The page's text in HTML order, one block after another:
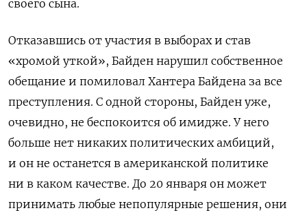
своего сына.
Отказавшись от участия в выборах и став
«хромой уткой», Байден нарушил собственное
обещание и помиловал Хантера Байдена за все
преступления. С одной стороны, Байден уже,
очевидно, не беспокоится об имидже. У него
больше нет никаких политических амбиций,
и он не останется в американской политике
ни в каком качестве. До 20 января он может
принимать любые непопулярные решения, они